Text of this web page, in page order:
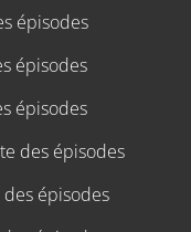
épisodes
épisodes
épisodes
des épisodes
épisodes